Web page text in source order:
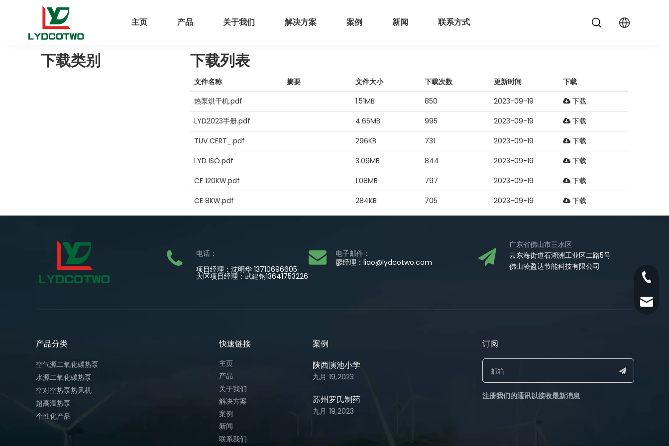
主页 产品 关于我们 解决方案 案例 新闻 联系方式
下载类别 下载列表
文件名称 摘要 文件大小 下载次数 更新时间
下载
热泵烘干机.pdf
1.51MB 850 2023-09-19
下载
LYD2023手册.pdf
4.65MB 995 2023-09-19
下载
TUV CERT_.pdf
296KB 731 2023-09-19
下载
LYD ISO.pdf
3.09MB 844 2023-09-19
下载
CE 120KW.pdf
1.08MB 797 2023-09-19
下载
CE 8KW.pdf
284KB 705 2023-09-19 下载
电话：
项目经理：沈明华 13710696605
大区项目经理：武建钢13641753226
电子邮件：
廖经理： liao@lydcotwo.com
广东省佛山市三水区
云东海街道石湖洲工业区二路5号
佛山凌盈达节能科技有限公司
产品分类
空气源二氧化碳热泵
水源二氧化碳热泵
空对空热泵热风机
超高温热泵
个性化产品
快速链接​​​​​​​
主页
产品
关于我们
解决方案
案例
新闻
联系我们
案例​​​​​​​
陕西演池小学
九月 19,2023
苏州罗氏制药
九月 19,2023
订阅​​​​​​​
注册我们的通讯以接收最新消息